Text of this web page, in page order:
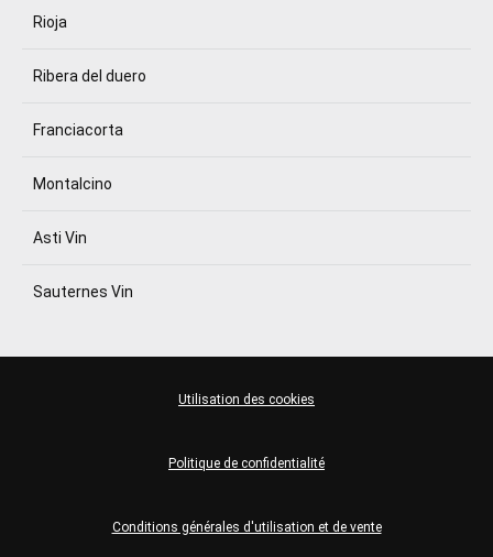
Rioja
Ribera del duero
Franciacorta
Montalcino
Asti Vin
Sauternes Vin
Conditions générales d'utilisation et de vente
Politique de confidentialité
Utilisation des cookies